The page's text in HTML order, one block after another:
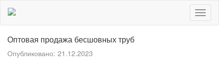
Оптовая продажа бесшовных труб
Опубликовано: 21.12.2023